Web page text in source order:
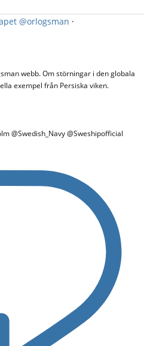
@orlogsman ·
webb. Om störningar i den globala
exempel från Persiska viken.
@Swedish_Navy @Sweshipofficial